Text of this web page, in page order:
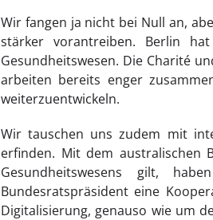
Wir fangen ja nicht bei Null an,
stärker vorantreiben. Berlin
Gesundheitswesen. Die Charité
arbeiten bereits enger
weiterzuentwickeln.
Wir tauschen uns zudem mit
erfinden. Mit dem australischen
Gesundheitswesens gilt,
Bundesratspräsident eine
Digitalisierung, genauso wie um